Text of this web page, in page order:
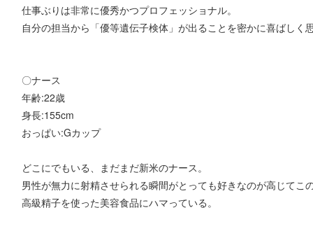
仕事ぶりは非常に優秀かつプロフェッショナル。
自分の担当から「優等遺伝子検体」が出ることを密かに喜ばしく
〇ナース
年齢:22歳
身長:155cm
おっぱい:Gカップ
どこにでもいる、まだまだ新米のナース。
男性が無力に射精させられる瞬間がとっても好きなのが高じてこ
高級精子を使った美容食品にハマっている。